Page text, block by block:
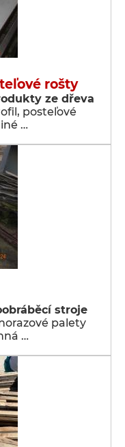
rošty
ze dřeva
posteľové
…
stroje
palety
…